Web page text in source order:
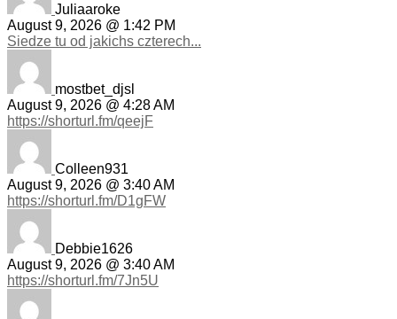
Juliaaroke
August 9, 2026 @ 1:42 PM
Siedze tu od jakichs czterech...
mostbet_djsl
August 9, 2026 @ 4:28 AM
https://shorturl.fm/qeejF
Colleen931
August 9, 2026 @ 3:40 AM
https://shorturl.fm/D1gFW
Debbie1626
August 9, 2026 @ 3:40 AM
https://shorturl.fm/7Jn5U